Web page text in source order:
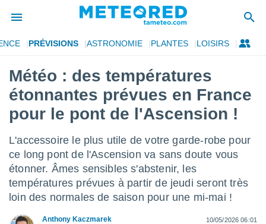
de
par
des
Vous
PRÉVISIONS ASTRONOMIE PLANTES LOISIRS
Météo : des températures
étonnantes prévues en France
pour le pont de l'Ascension !
L'accessoire le plus utile de votre garde-robe pour
ce long pont de l'Ascension va sans doute vous
étonner. Âmes sensibles s'abstenir, les
températures prévues à partir de jeudi seront très
loin des normales de saison pour une mi-mai !
Anthony Kaczmarek
10/05/2026 06:01